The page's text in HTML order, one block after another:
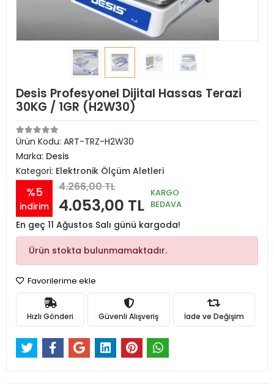
Desis Profesyonel Dijital Hassas Terazi
30KG / 1GR (H2W30)
Ürün Kodu: ART-TRZ-H2W30
Marka: Desis
Kategori: Elektronik Ölçüm Aletleri
%5
indirim
4.266,00 TL
4.053,00 TL
KARGO
BEDAVA
En geç 11 Ağustos Salı günü kargoda!
Ürün stokta bulunmamaktadır.
Favorilerime ekle
Hızlı Gönderi Güvenli Alışveriş İade ve Değişim